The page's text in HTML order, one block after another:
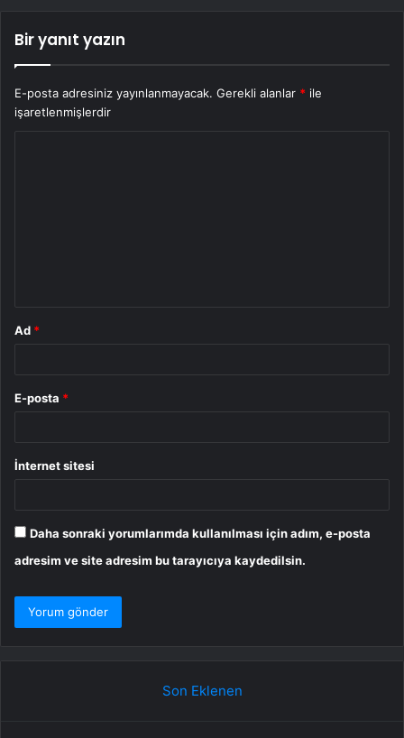
Bir yanıt yazın
E-posta adresiniz yayınlanmayacak. Gerekli alanlar * ile
işaretlenmişlerdir
Ad *
E-posta *
İnternet sitesi
Daha sonraki yorumlarımda kullanılması için adım, e-posta
adresim ve site adresim bu tarayıcıya kaydedilsin.
Son Eklenen